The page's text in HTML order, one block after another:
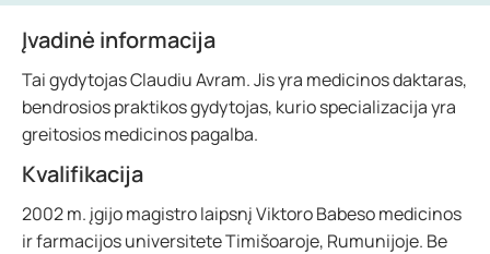
Įvadinė informacija
Tai gydytojas Claudiu Avram. Jis yra medicinos daktaras,
bendrosios praktikos gydytojas, kurio specializacija yra
greitosios medicinos pagalba.
Kvalifikacija
2002 m. įgijo magistro laipsnį Viktoro Babeso medicinos
ir farmacijos universitete Timišoaroje, Rumunijoje. Be